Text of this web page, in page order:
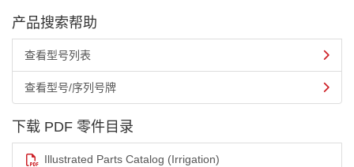
产品搜索帮助
查看型号列表
查看型号/序列号牌
下载 PDF 零件目录
Illustrated Parts Catalog (Irrigation)